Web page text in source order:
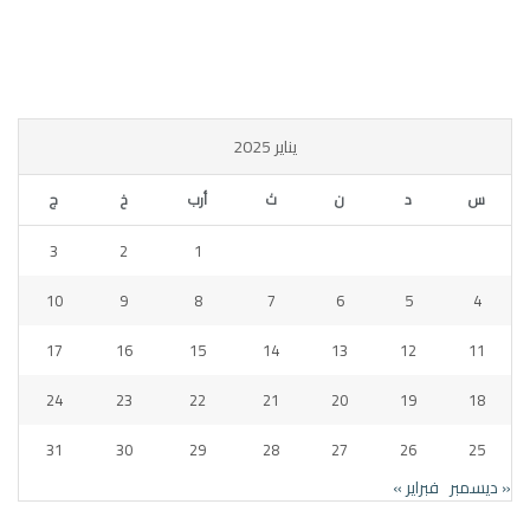
يناير 2025
س د ن ث أرب خ ج
1
2
3
4
5
6
7
8
9
10
11
12
13
14
15
16
17
18
19
20
21
22
23
24
25
26
27
28
29
30
31
« ديسمبر فبراير »